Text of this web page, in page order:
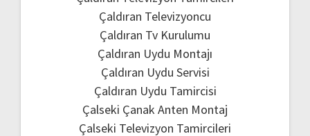
Çaldıran Televizyoncu
Çaldıran Tv Kurulumu
Çaldıran Uydu Montajı
Çaldıran Uydu Servisi
Çaldıran Uydu Tamircisi
Çalseki Çanak Anten Montaj
Çalseki Televizyon Tamircileri